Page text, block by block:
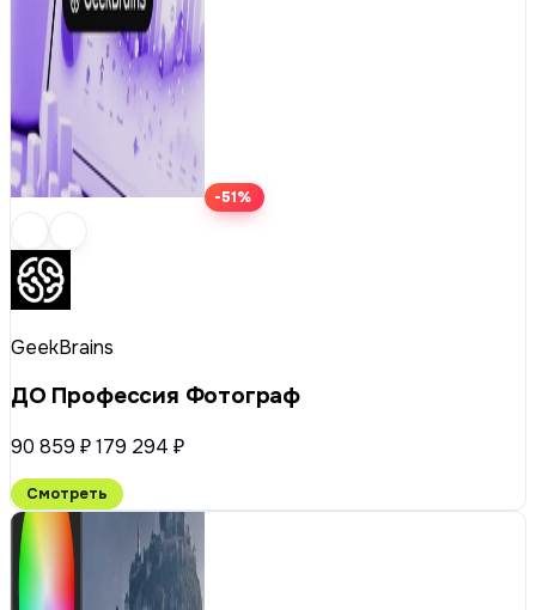
-51%
GeekBrains
ДО Профессия Фотограф
90 859 ₽179 294 ₽
Смотреть